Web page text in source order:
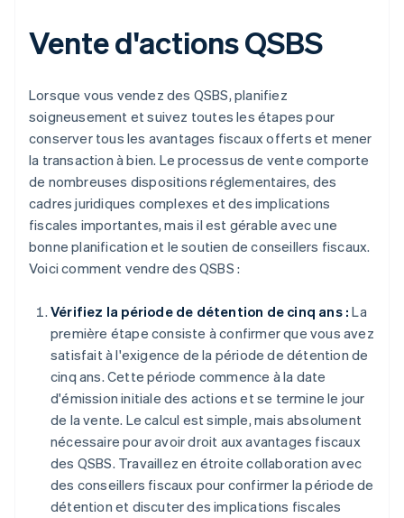
Vente d'actions QSBS
Lorsque vous vendez des QSBS, planifiez
soigneusement et suivez toutes les étapes pour
conserver tous les avantages fiscaux offerts et mener
la transaction à bien. Le processus de vente comporte
de nombreuses dispositions réglementaires, des
cadres juridiques complexes et des implications
fiscales importantes, mais il est gérable avec une
bonne planification et le soutien de conseillers fiscaux.
Voici comment vendre des QSBS :
Vérifiez la période de détention de cinq ans : La
première étape consiste à confirmer que vous avez
satisfait à l'exigence de la période de détention de
cinq ans. Cette période commence à la date
d'émission initiale des actions et se termine le jour
de la vente. Le calcul est simple, mais absolument
nécessaire pour avoir droit aux avantages fiscaux
des QSBS. Travaillez en étroite collaboration avec
des conseillers fiscaux pour confirmer la période de
détention et discuter des implications fiscales